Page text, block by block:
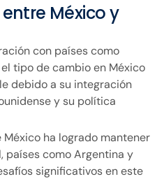
México y
con países como
tipo de cambio en México
debido a su integración
y su política
México ha logrado mantener
países como Argentina y
significativos en este